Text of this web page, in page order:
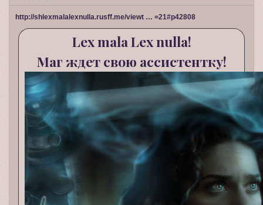
http://shlexmalalexnulla.rusff.me/viewt … =21#p42808
Lex mala Lex nulla!
Маг ждет свою ассистентку!